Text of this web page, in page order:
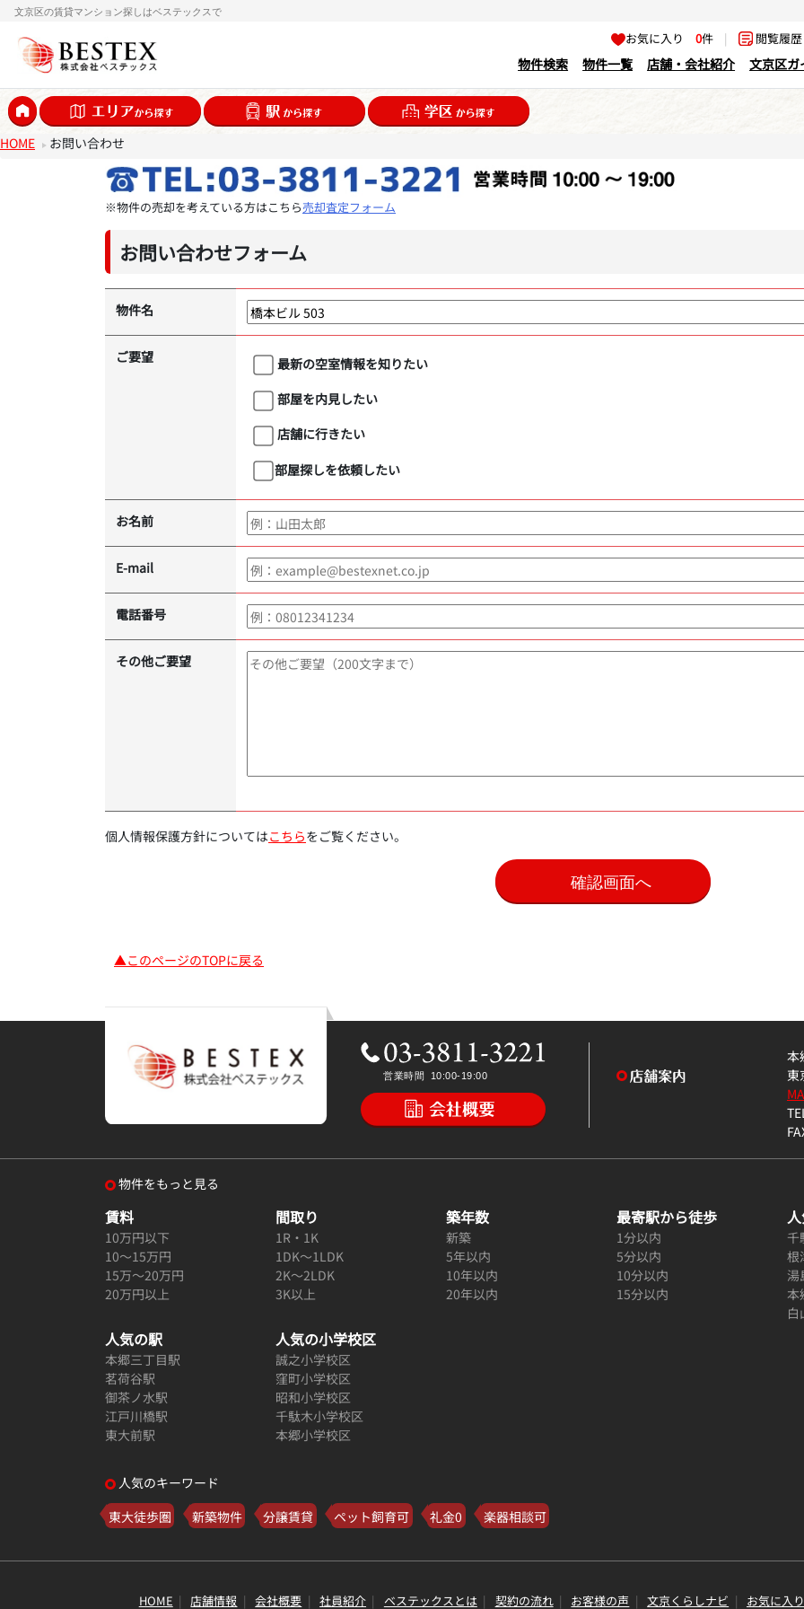
文京区の賃貸マンション探しはベステックスで
お気に入り0件 | 閲覧履
物件検索 物件一覧 店舗・会社紹介 文京区ガ
HOME お問い合わせ
※物件の売却を考えている方はこちら売却査定フォーム
お問い合わせフォーム
物件名
ご要望
最新の空室情報を知りたい
部屋を内見したい
店舗に行きたい
部屋探しを依頼したい
お名前
E-mail
電話番号
その他ご要望
個人情報保護方針についてはこちらをご覧ください。
▲このページのTOPに戻る
本
東
物件をもっと見る
賃料
10万円以下
10～15万円
15万～20万円
20万円以上
間取り
1R・1K
1DK～1LDK
2K～2LDK
3K以上
築年数
新築
5年以内
10年以内
20年以内
最寄駅から徒歩
1分以内
5分以内
10分以内
15分以内
千
根
湯
本
白
人気の駅
本郷三丁目駅
茗荷谷駅
御茶ノ水駅
江戸川橋駅
東大前駅
人気の小学校区
誠之小学校区
窪町小学校区
昭和小学校区
千駄木小学校区
本郷小学校区
人気のキーワード
東大徒歩圏
新築物件 分譲賃貸 ペット飼育可 礼金0 楽器相談可
HOME 店舗情報 会社概要 社員紹介 ベステックスとは 契約の流れ お客様の声 文京くらしナビ お気に入